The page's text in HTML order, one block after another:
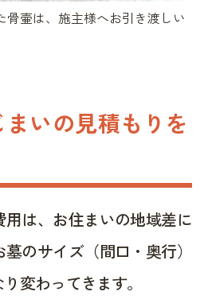
骨壷は、施主様へお引き渡しい
いの見積もりを
は、お住まいの地域差に
のサイズ（間口・奥行）
変わってきます。